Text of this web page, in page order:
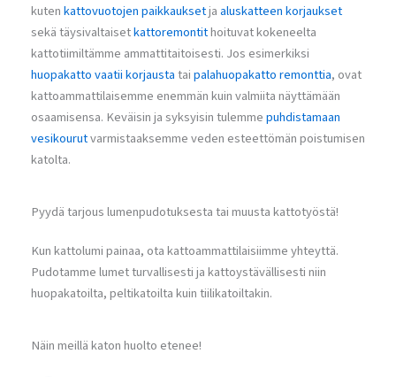
kutenkattovuotojen paikkauksetjaaluskatteen korjaukset
sekä täysivaltaisetkattoremontithoituvat kokeneelta
kattotiimiltämme ammattitaitoisesti. Jos esimerkiksi
huopakatto vaatii korjaustataipalahuopakatto remonttia, ovat
kattoammattilaisemme enemmän kuin valmiita näyttämään
osaamisensa. Keväisin ja syksyisin tulemmepuhdistamaan
vesikourutvarmistaaksemme veden esteettömän poistumisen
katolta.
Pyydä tarjous lumenpudotuksesta tai muusta kattotyöstä!
Kun kattolumi painaa, ota kattoammattilaisiimme yhteyttä.
Pudotamme lumet turvallisesti ja kattoystävällisesti niin
huopakatoilta, peltikatoilta kuin tiilikatoiltakin.
Näin meillä katon huolto etenee!